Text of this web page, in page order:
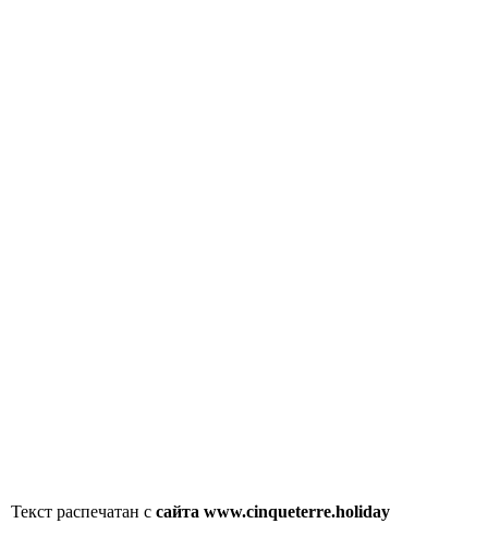
Текст распечатан с сайта www.cinqueterre.holiday